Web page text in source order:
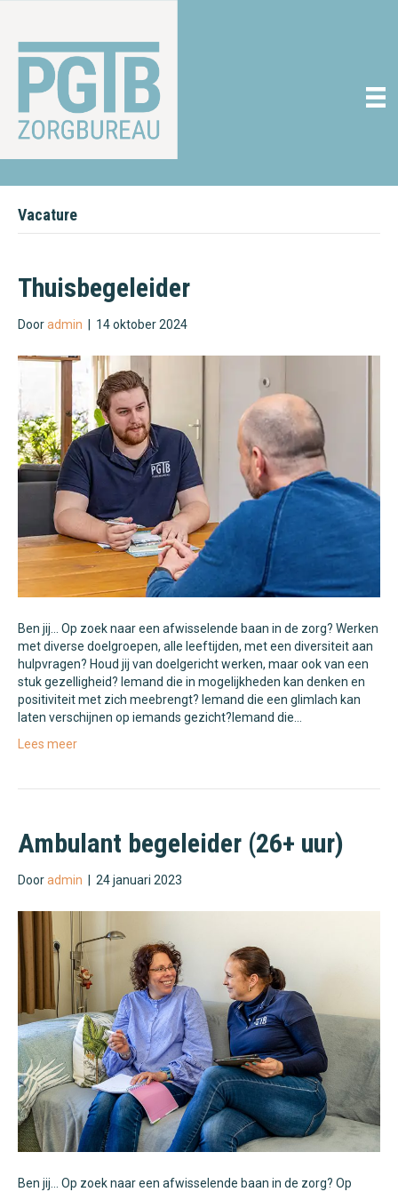
Vacature
Thuisbegeleider
Dooradmin 14 oktober 2024
Ben jij… Op zoek naar een afwisselende baan in de zorg? Werken
met diverse doelgroepen, alle leeftijden, met een diversiteit aan
hulpvragen? Houd jij van doelgericht werken, maar ook van een
stuk gezelligheid? Iemand die in mogelijkheden kan denken en
positiviteit met zich meebrengt? Iemand die een glimlach kan
laten verschijnen op iemands gezicht?Iemand die…
Lees meer
Ambulant begeleider (26+ uur)
Dooradmin 24 januari 2023
Ben jij… Op zoek naar een afwisselende baan in de zorg? Op